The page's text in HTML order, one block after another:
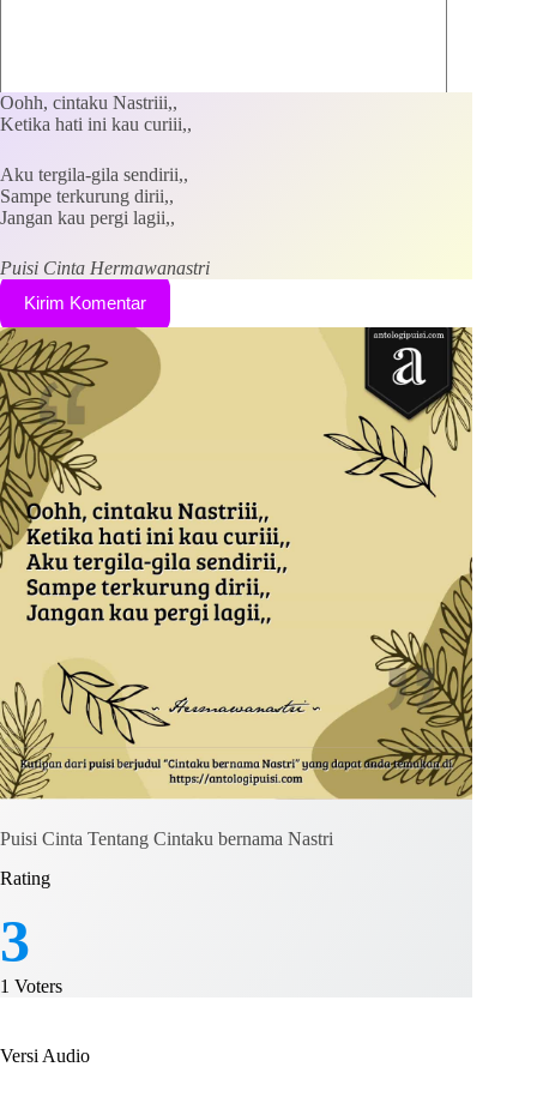
Save my name, email and website in this browser for the
next time I comment.
Kirim Komentar
Oohh, cintaku Nastriii,,
Ketika hati ini kau curiii,,
Aku tergila-gila sendirii,,
Sampe terkurung dirii,,
Jangan kau pergi lagii,,
Puisi Cinta Hermawanastri
Puisi Cinta Tentang Cintaku bernama Nastri
Rating
3
1 Voters
Versi Audio